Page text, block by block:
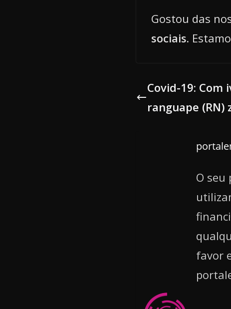
Gostou das
sociais.
Covid-19: Com
ranguape (RN)
O
favor